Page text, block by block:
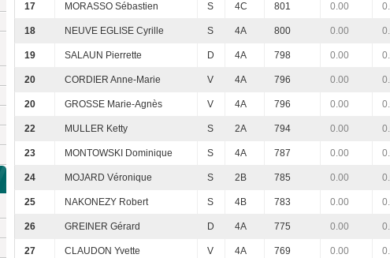
17 MORASSO Sébastien S 4C 801 0.00
18 NEUVE EGLISE Cyrille S 4A 800 0.00
19 SALAUN Pierrette D 4A 798 0.00
20 CORDIER Anne-Marie V 4A 796 0.00
20 GROSSE Marie-Agnès V 4A 796 0.00
22 MULLER Ketty S 2A 794 0.00
23 MONTOWSKI Dominique S 4A 787 0.00
24 MOJARD Véronique S 2B 785 0.00
25 NAKONEZY Robert S 4B 783 0.00
26 GREINER Gérard D 4A 775 0.00
27 CLAUDON Yvette V 4A 769 0.00